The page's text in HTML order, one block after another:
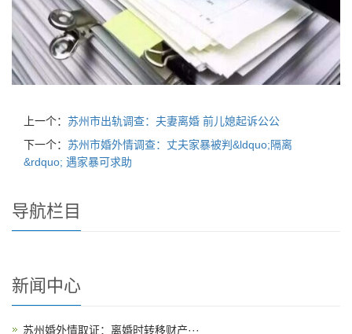
上一个： 苏州市出轨调查：夫妻离婚 前儿媳起诉公公
下一个： 苏州市婚外情调查：丈夫家暴被判&ldquo;隔离
&rdquo; 遇家暴可求助
导航栏目
新闻中心
苏州婚外情取证：离婚时转移财产···